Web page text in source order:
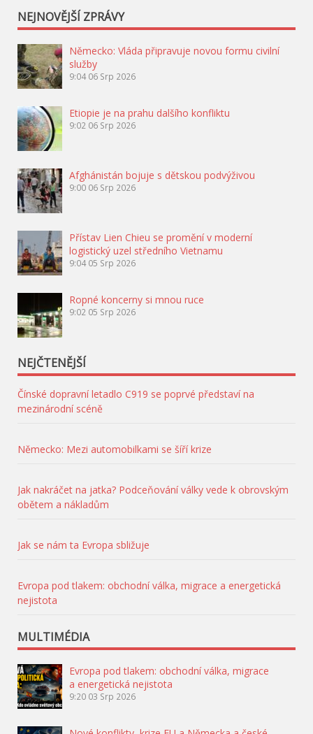
NEJNOVĚJŠÍ ZPRÁVY
Německo: Vláda připravuje novou formu civilní
služby
9:04 06 Srp 2026
Etiopie je na prahu dalšího konfliktu
9:02 06 Srp 2026
Afghánistán bojuje s dětskou podvýživou
9:00 06 Srp 2026
Přístav Lien Chieu se promění v moderní
logistický uzel středního Vietnamu
9:04 05 Srp 2026
Ropné koncerny si mnou ruce
9:02 05 Srp 2026
NEJČTENĚJŠÍ
Čínské dopravní letadlo C919 se poprvé představí na
mezinárodní scéně
Německo: Mezi automobilkami se šíří krize
Jak nakráčet na jatka? Podceňování války vede k obrovským
obětem a nákladům
Jak se nám ta Evropa sbližuje
Evropa pod tlakem: obchodní válka, migrace a energetická
nejistota
MULTIMÉDIA
Evropa pod tlakem: obchodní válka, migrace
a energetická nejistota
9:20 03 Srp 2026